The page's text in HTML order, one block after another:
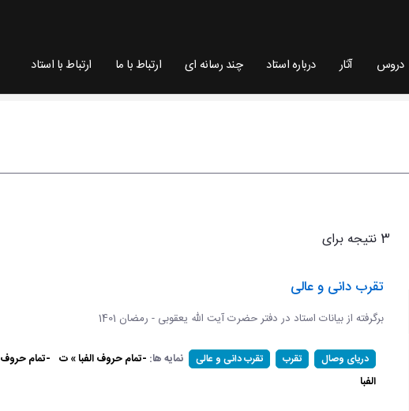
دروس آثار درباره استاد چند رسانه ای ارتباط با ما ارتباط با استاد
3 نتیجه برای
تقرب دانی و عالی
برگرفته از بیانات استاد در دفتر حضرت آیت الله یعقوبی - رمضان 1401
دریای وصال تقرب تقرب دانی و عالی نمایه ها: -تمام حروف الفبا » ت -تمام حروف
الفبا